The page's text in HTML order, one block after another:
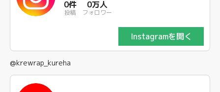
0件
投稿
0万人
フォロワー
Instagramを開く
@krewrap_kureha